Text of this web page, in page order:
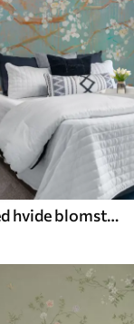
Træet blomstrer med hvide blomster